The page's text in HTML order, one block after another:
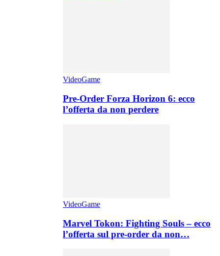
VideoGame
Pre-Order Forza Horizon 6: ecco
l’offerta da non perdere
VideoGame
Marvel Tokon: Fighting Souls – ecco
l’offerta sul pre-order da non…